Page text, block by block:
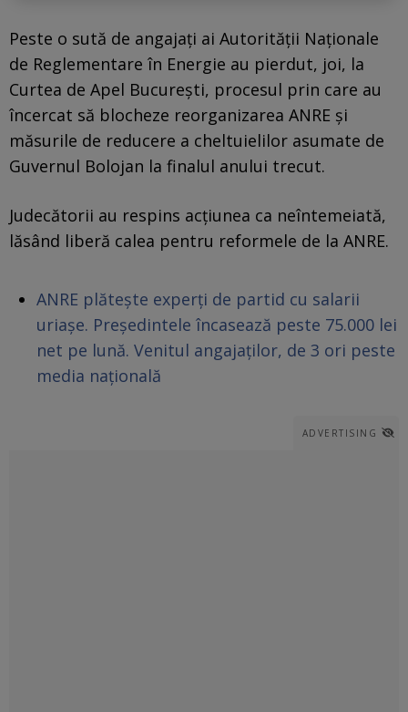
Peste o sută de angajați ai Autorității Naționale
de Reglementare în Energie au pierdut, joi, la
Curtea de Apel București, procesul prin care au
încercat să blocheze reorganizarea ANRE și
măsurile de reducere a cheltuielilor asumate de
Guvernul Bolojan la finalul anului trecut.
Judecătorii au respins acțiunea ca neîntemeiată,
lăsând liberă calea pentru reformele de la ANRE.
ANRE plătește experți de partid cu salarii
uriașe. Președintele încasează peste 75.000 lei
net pe lună. Venitul angajaților, de 3 ori peste
media națională
ADVERTISING